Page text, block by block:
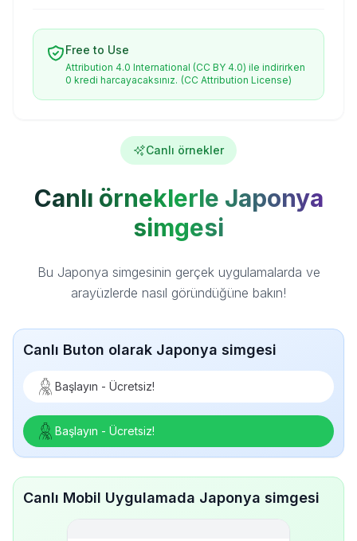
Free to Use
Attribution 4.0 International (CC BY 4.0) ile indirirken
0 kredi harcayacaksınız. (CC Attribution License)
Canlı örnekler
Canlı örneklerle Japonya
simgesi
Bu Japonya simgesinin gerçek uygulamalarda ve
arayüzlerde nasıl göründüğüne bakın!
Canlı Buton olarak Japonya simgesi
Başlayın - Ücretsiz!
Başlayın - Ücretsiz!
Canlı Mobil Uygulamada Japonya simgesi